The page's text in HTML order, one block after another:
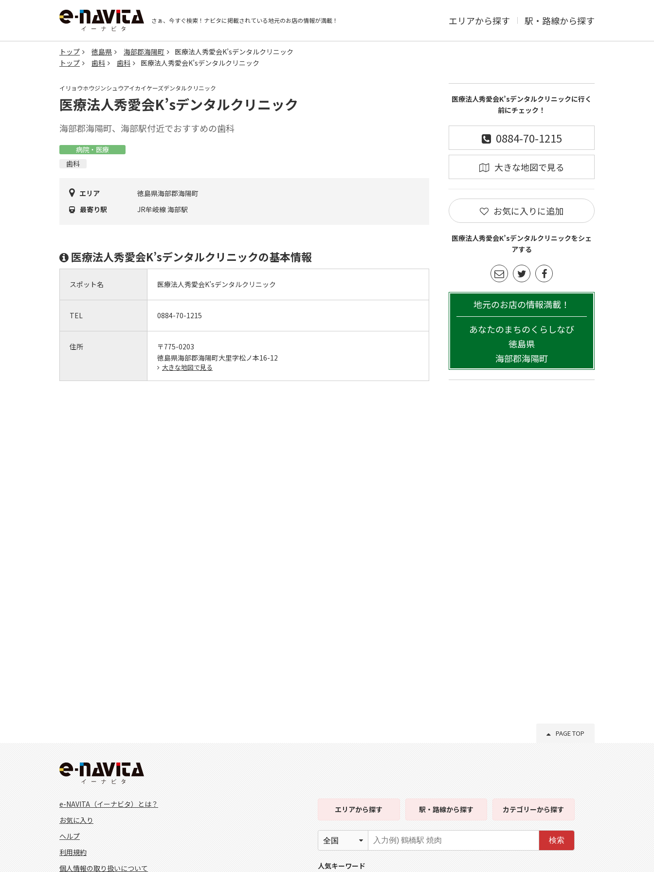
さぁ、今すぐ検索！ ナビタに掲載されている地元のお店の情報が満載！ エリアから探す 駅・路線から探す
トップ 徳島県 海部郡海陽町
医療法人秀愛会K’sデンタルクリニック
トップ
歯科 歯科 医療法人秀愛会K’sデンタルクリニック
イリョウホウジンシュウアイカイケーズデンタルクリニック
医療法人秀愛会K’sデンタルクリニック
海部郡海陽町、海部駅付近でおすすめの歯科
病院・医療
歯科
エリア
徳島県海部郡海陽町
最寄り駅
JR牟岐線 海部駅
医療法人秀愛会K’sデンタルクリニックの基本情報
スポット名 医療法人秀愛会K’sデンタルクリニック
TEL 0884-70-1215
住所
〒775-0203
徳島県海部郡海陽町大里字松ノ本16-12
大きな地図で見る
医療法人秀愛会K’sデンタルクリニックに行く
前にチェック！
0884-70-1215
大きな地図で見る
お気に入りに追加
医療法人秀愛会K’sデンタルクリニックをシェ
アする
地元のお店の情報満載！
あなたのまちのくらしなび
徳島県
海部郡海陽町
PAGE TOP
e-NAVITA（イーナビタ）とは？
お気に入り
ヘルプ
利用規約
個人情報の取り扱いについて
エリアから探す 駅・路線から探す カテゴリーから探す
検索
人気キーワード